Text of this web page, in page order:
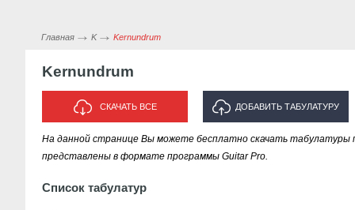
Главная K Kernundrum
Kernundrum
СКАЧАТЬ ВСЕ ДОБАВИТЬ ТАБУЛАТУРУ
ИСПОЛНИТЕЛЯ "KERNUNDRUM"
На данной странице Вы можете бесплатно скачать табулатуры
представлены в формате программы Guitar Pro.
Список табулатур